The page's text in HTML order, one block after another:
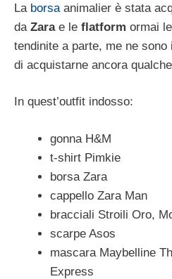
La borsa animalier è stata
da Zarae le flatform ormai
tendinite a parte, me ne
di acquistarne ancora
In quest’outfit indosso:
gonna H&M
t-shirt Pimkie
borsa Zara
cappello Zara Man
bracciali Stroili Oro,
scarpe Asos
mascara Maybelline
Express